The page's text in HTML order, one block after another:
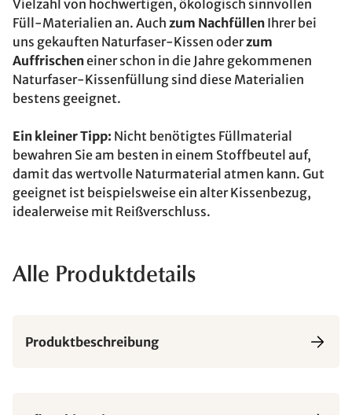
Vielzahl von hochwertigen, ökologisch sinnvollen
Füll-Materialien an. Auch zum Nachfüllen Ihrer bei
uns gekauften Naturfaser-Kissen oderzum
Auffrischeneiner schon in die Jahre gekommenen
Naturfaser-Kissenfüllung sind diese Materialien
bestens geeignet.
Ein kleiner Tipp: Nicht benötigtes Füllmaterial
bewahren Sie am besten in einem Stoffbeutel auf,
damit das wertvolle Naturmaterial atmen kann. Gut
geeignet ist beispielsweise ein alter Kissenbezug,
idealerweise mit Reißverschluss.
Alle Produktdetails
Produktbeschreibung